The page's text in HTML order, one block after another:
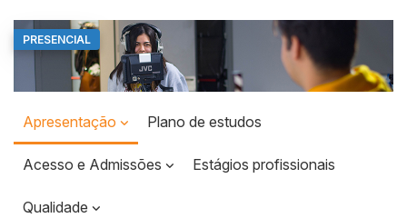
Top
Banner
PRESENCIAL
Apresentação Plano de estudos
Acesso e Admissões Estágios profissionais
Qualidade